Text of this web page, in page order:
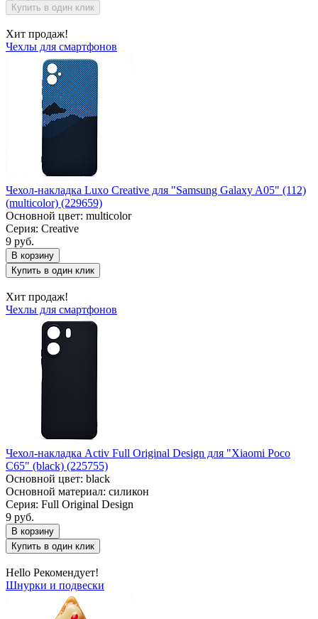
Купить в один клик
Хит продаж!
Чехлы для смартфонов
Чехол-накладка Luxo Creative для "Samsung Galaxy A05" (112)
(multicolor) (229659)
Основной цвет: multicolor
Серия: Creative
9 руб.
В корзину
Купить в один клик
Хит продаж!
Чехлы для смартфонов
Чехол-накладка Activ Full Original Design для "Xiaomi Poco
C65" (black) (225755)
Основной цвет: black
Основной материал: силикон
Серия: Full Original Design
9 руб.
В корзину
Купить в один клик
Hello Рекомендует!
Шнурки и подвески